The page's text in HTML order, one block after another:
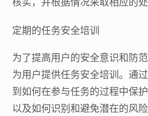
定期的任务安全培训
为了提高用户的安全意识和防
为用户提供任务安全培训。通
到如何在参与任务的过程中保
以及如何识别和避免潜在的风险